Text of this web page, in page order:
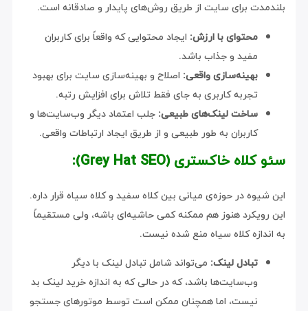
بلندمدت برای سایت از طریق روش‌های پایدار و صادقانه است.
محتوای با ارزش: ایجاد محتوایی که واقعاً برای کاربران
مفید و جذاب باشد.
بهینه‌سازی واقعی: اصلاح و بهینه‌سازی سایت برای بهبود
تجربه کاربری به جای فقط تلاش برای افزایش رتبه.
ساخت لینک‌های طبیعی: جلب اعتماد دیگر وب‌سایت‌ها و
کاربران به طور طبیعی و از طریق ایجاد ارتباطات واقعی.
سئو کلاه خاکستری (Grey Hat SEO):
این شیوه در حوزه‌ی میانی بین کلاه سفید و کلاه سیاه قرار داره.
این رویکرد هنوز هم ممکنه کمی حاشیه‌ای باشه، ولی مستقیماً
به اندازه کلاه سیاه منع شده نیست.
تبادل لینک: می‌تواند شامل تبادل لینک با دیگر
وب‌سایت‌ها باشد، که در حالی که به اندازه خرید لینک بد
نیست، اما همچنان ممکن است توسط موتورهای جستجو